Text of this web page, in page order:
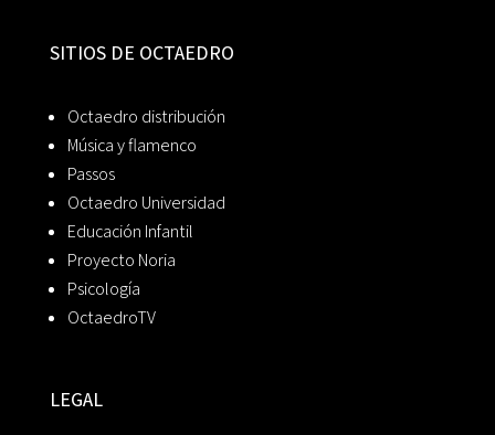
SITIOS DE OCTAEDRO
Octaedro distribución
Música y flamenco
Passos
Octaedro Universidad
Educación Infantil
Proyecto Noria
Psicología
OctaedroTV
LEGAL